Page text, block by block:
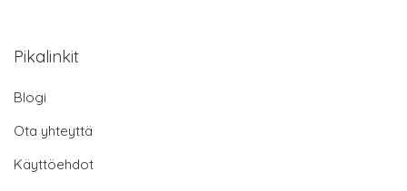
Pikalinkit
Blogi
Ota yhteyttä
Käyttöehdot